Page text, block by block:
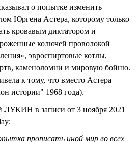
о попытке изменить
Юргена Астера, которому только
кровавым диктатором и
колючей проволокой
эвроспиртовые котлы,
каменоломни и мировую бойню.
к тому, что вместо Астера
истории" 1968 года).
ЛУКИН в записи от 3 ноября 2021
прописать иной мир во всех